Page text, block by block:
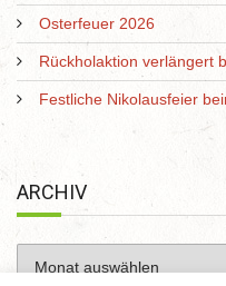
Osterfeuer 2026
Rückholaktion verlängert
Festliche Nikolausfeier
ARCHIV